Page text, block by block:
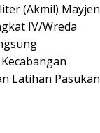
(Akmil) Mayjen
IV/Wreda
Latihan Pasukan